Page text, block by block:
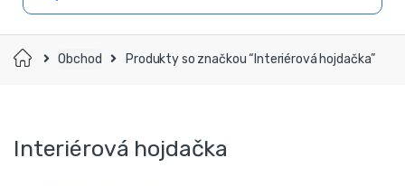
Domov Obchod Produkty so značkou “Interiérová hojdačka”
Interiérová hojdačka